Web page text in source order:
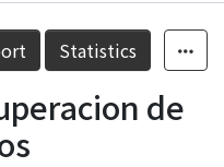
Statistics
de